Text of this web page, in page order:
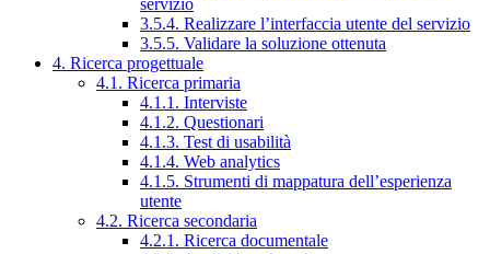
servizio
3.5.4. Realizzare l’interfaccia utente del servizio
3.5.5. Validare la soluzione ottenuta
4. Ricerca progettuale
4.1. Ricerca primaria
4.1.1. Interviste
4.1.2. Questionari
4.1.3. Test di usabilità
4.1.4. Web analytics
4.1.5. Strumenti di mappatura dell’esperienza
utente
4.2. Ricerca secondaria
4.2.1. Ricerca documentale